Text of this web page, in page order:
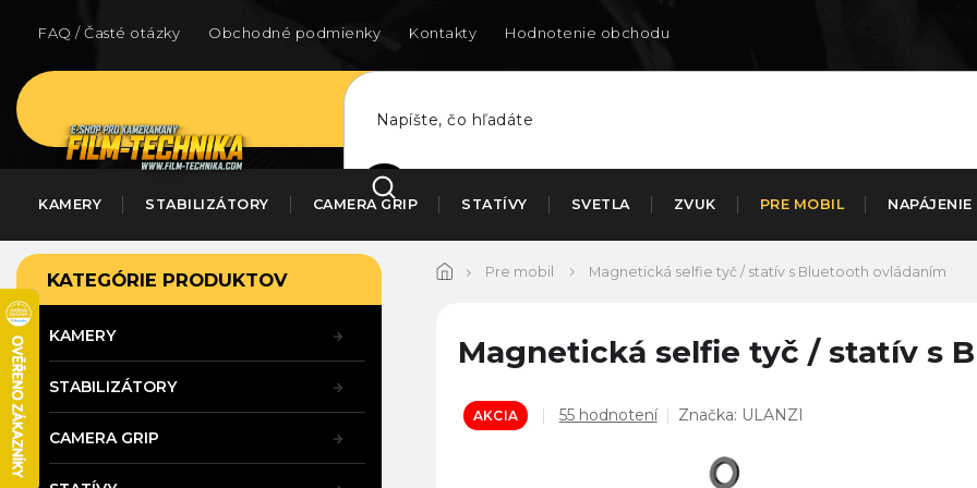
FAQ / Časté otázky Obchodné podmienky Kontakty Hodnotenie obchodu
HĽADAŤ
KAMERY STABILIZÁTORY CAMERA GRIP STATÍVY SVETLA ZVUK PRE MOBIL NAPÁJENIE
Pre mobil Magnetická selfie tyč / statív s Bluetooth ovládaním
B
o
č
n
ý
p
a
n
e
l
Preskočiť
kategórie
KATEGÓRIE PRODUKTOV
KAMERY
STABILIZÁTORY
CAMERA GRIP
Magnetická selfie tyč / statív s
AKCIA
Priemerné
55 hodnotení Značka: ULANZI